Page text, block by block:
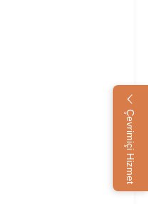
Çevrimiçi Hizmet